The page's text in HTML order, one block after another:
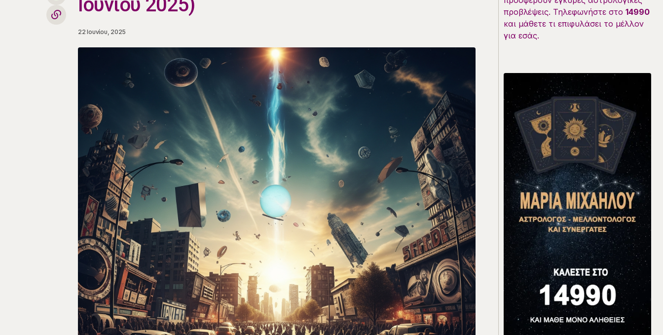
Ιουνίου 2025)
22 Ιουνίου, 2025
προβλέψεις. Τηλεφωνήστε στο 14990
και μάθετε τι επιφυλάσει το μέλλον
για εσάς.